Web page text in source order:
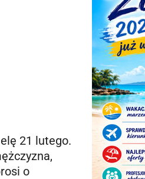
21 lutego.
o